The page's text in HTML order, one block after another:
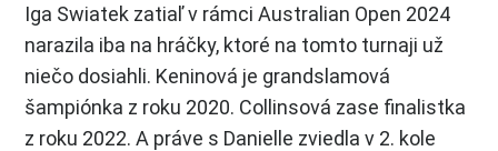
Iga Swiatek zatiaľ v rámci Australian Open 2024
narazila iba na hráčky, ktoré na tomto turnaji už
niečo dosiahli. Keninová je grandslamová
šampiónka z roku 2020. Collinsová zase finalistka
z roku 2022. A práve s Danielle zviedla v 2. kole